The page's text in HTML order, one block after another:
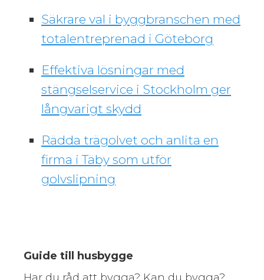
Säkrare val i byggbranschen med
totalentreprenad i Göteborg
Effektiva lösningar med
stängselservice i Stockholm ger
långvarigt skydd
Rädda trägolvet och anlita en
firma i Täby som utför
golvslipning
Guide till husbygge